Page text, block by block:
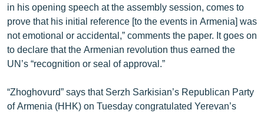
ԱՐԽԻՎ
ՏԵՍԱՆՅՈՒԹԵՐ
ԲԱՆԱՎԵՃ
ՓՈԴՔԱՍԹ
in his opening speech at the assembly session, comes to
prove that his initial reference [to the events in Armenia] was
not emotional or accidental,” comments the paper. It goes on
to declare that the Armenian revolution thus earned the
UN’s “recognition or seal of approval.”
“Zhoghovurd” says that Serzh Sarkisian’s Republican Party
of Armenia (HHK) on Tuesday congratulated Yerevan’s